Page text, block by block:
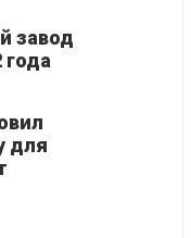
завод
года
для